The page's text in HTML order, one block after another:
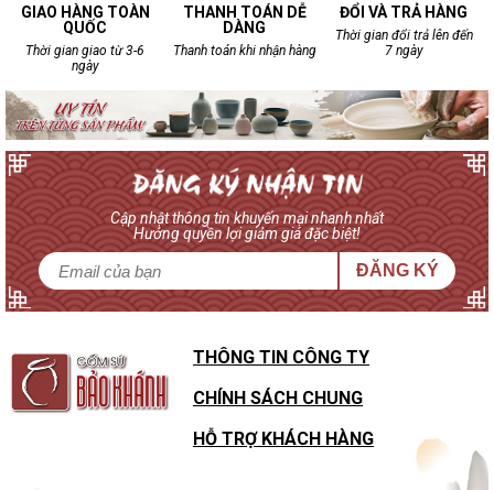
GIAO HÀNG TOÀN
QUỐC
Thời gian giao từ 3-6
ngày
THANH TOÁN DỄ
DÀNG
Thanh toán khi nhận hàng
ĐỔI VÀ TRẢ HÀNG
Thời gian đổi trả lên đến
7 ngày
Cập nhật thông tin khuyến mại nhanh nhất
Hưởng quyền lợi giảm giá đặc biệt!
ĐĂNG KÝ
THÔNG TIN CÔNG TY
CHÍNH SÁCH CHUNG
HỖ TRỢ KHÁCH HÀNG